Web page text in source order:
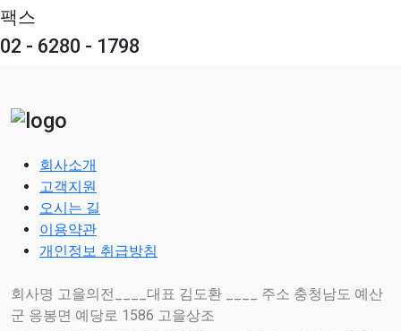
팩스
02 - 6280 - 1798
회사소개
고객지원
오시는 길
이용약관
개인정보 취급방침
회사명 고을의전____대표 김도환 ____ 주소 충청남도 예산
군 응봉면 예당로 1586 고을상조